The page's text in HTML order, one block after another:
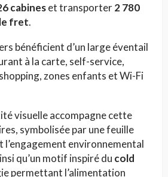
cabineset transporter2 780
fret.
bénéficient d’un large éventail
à la carte, self-service,
zones enfants et Wi-Fi
visuelle accompagne cette
symbolisée par une feuille
environnemental
qu’un motif inspiré du cold
permettant l’alimentation